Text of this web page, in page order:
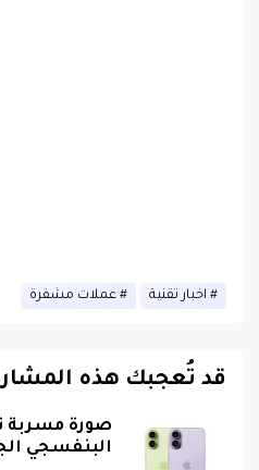
اخبار تقنية عملات مشفرة
قد تُعجبك هذه
البنفسجي